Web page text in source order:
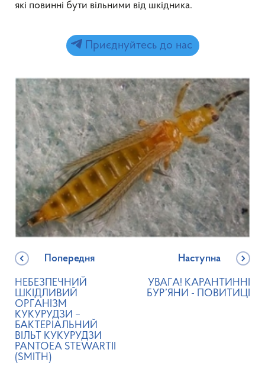
які повинні бути вільними від шкідника.
Приєднуйтесь до нас
Попередня
НЕБЕЗПЕЧНИЙ
ШКІДЛИВИЙ
ОРГАНІЗМ
КУКУРУДЗИ –
БАКТЕРІАЛЬНИЙ
ВІЛЬТ КУКУРУДЗИ
PANTOEA STEWARTII
(SMITH)
Наступна
УВАГА! КАРАНТИННІ
БУР’ЯНИ - ПОВИТИЦІ